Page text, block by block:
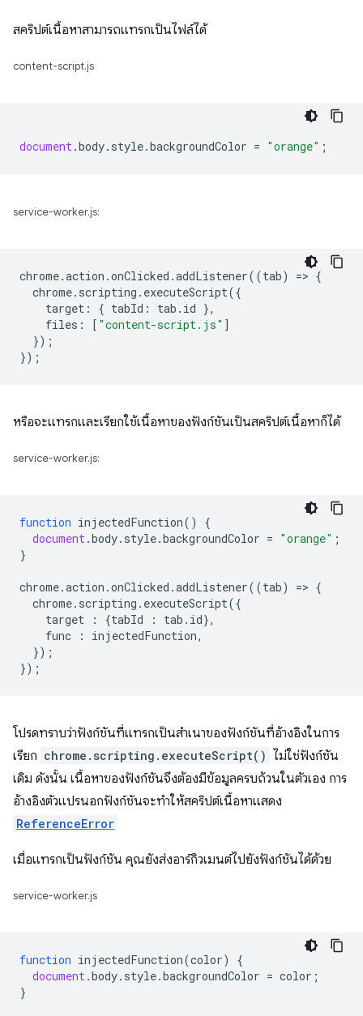
สคริปต์เนื้อหาสามารถแทรกเป็นไฟล์ได้
content-script.js
document.body. style.backgroundColor = "orange" ;
service-worker.js:
chrome.action .onClicked .addListener((tab) => {
chrome. scripting . executeScript({
target : { tabId : tab . id },
files : [ "content-script.js" ]
});
});
หรือจะแทรกและเรียกใช้เนื้อหาของฟังก์ชันเป็นสคริปต์เนื้อหาก็ได้
service-worker.js:
function injectedFunction()
{
document.body. style.backgroundColor = "orange" ;
}
chrome.action .onClicked .addListener((tab) => {
chrome. scripting . executeScript({
target
: {tabId : tab . id},
func
: injectedFunction,
});
});
โปรดทราบว่าฟังก์ชันที่แทรกเป็นสำเนาของฟังก์ชันที่อ้างอิงในการ
เรียก chrome.scripting.executeScript() ไม่ใช่ฟังก์ชัน
เดิม ดังนั้น เนื้อหาของฟังก์ชันจึงต้องมีข้อมูลครบถ้วนในตัวเอง การ
อ้างอิงตัวแปรนอกฟังก์ชันจะทำให้สคริปต์เนื้อหาแสดง
ReferenceError
เมื่อแทรกเป็นฟังก์ชัน คุณยังส่งอาร์กิวเมนต์ไปยังฟังก์ชันได้ด้วย
service-worker.js
function injectedFunction(color)
{
document.body. style.backgroundColor = color ;
}